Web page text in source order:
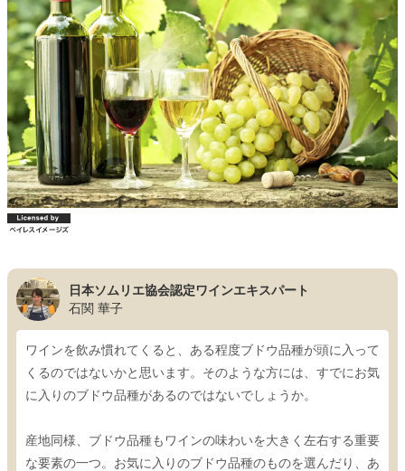
日本ソムリエ協会認定ワインエキスパート
石関 華子
ワインを飲み慣れてくると、ある程度ブドウ品種が頭に入って
くるのではないかと思います。そのような方には、すでにお気
に入りのブドウ品種があるのではないでしょうか。
産地同様、ブドウ品種もワインの味わいを大きく左右する重要
な要素の一つ。お気に入りのブドウ品種のものを選んだり、あ